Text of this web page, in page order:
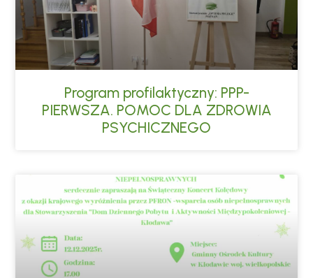
Program profilaktyczny: PPP-
PIERWSZA. POMOC DLA ZDROWIA
PSYCHICZNEGO